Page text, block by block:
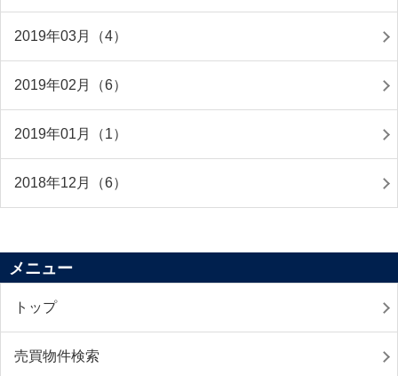
2019年03月（4）
2019年02月（6）
2019年01月（1）
2018年12月（6）
メニュー
トップ
売買物件検索